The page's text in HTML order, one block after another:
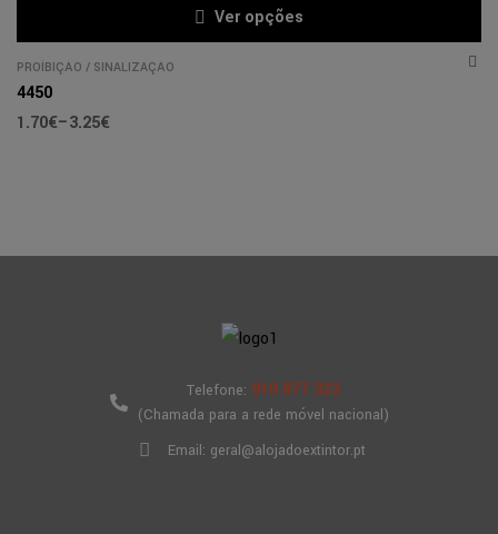
Ver opções
PROÍBIÇÃO / SINALIZAÇÃO
4450
1.70€–3.25€
Telefone: 910 877 323
(Chamada para a rede móvel nacional)
Email: geral@alojadoextintor.pt